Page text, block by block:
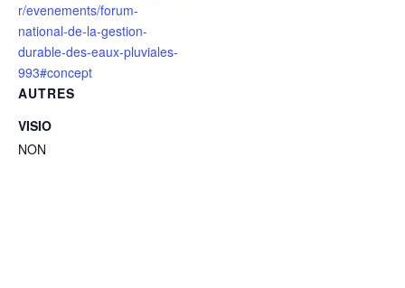
r/evenements/forum-
national-de-la-gestion-
durable-des-eaux-pluviales-
993#concept
AUTRES
VISIO
NON